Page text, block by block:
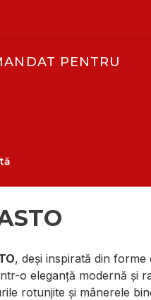
, deși inspirată din forme
o eleganță modernă și
rotunjite și mânerele
PENTRU